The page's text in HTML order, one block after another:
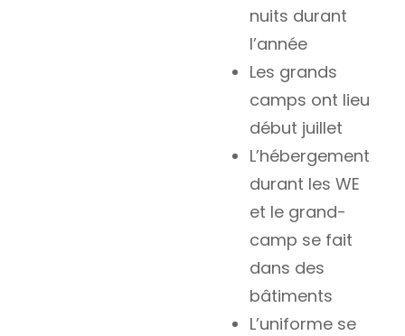
nuits durant
l’année
Les grands
camps ont lieu
début juillet
L’hébergement
durant les WE
et le grand-
camp se fait
dans des
bâtiments
L’uniforme se